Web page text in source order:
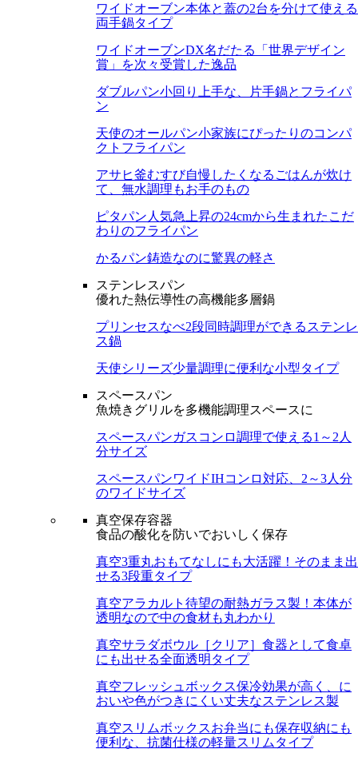
ワイドオーブン本体と蓋の2台を分けて使える
両手鍋タイプ
ワイドオーブンDX名だたる「世界デザイン
賞」を次々受賞した逸品
ダブルパン小回り上手な、片手鍋とフライパ
ン
天使のオールパン小家族にぴったりのコンパ
クトフライパン
アサヒ釜むすび自慢したくなるごはんが炊け
て、無水調理もお手のもの
ピタパン 人気急上昇の24cmから生まれたこだ
わりのフライパン
かるパン鋳造なのに驚異の軽さ
ステンレスパン
優れた熱伝導性の高機能多層鍋
プリンセスなべ2段同時調理ができるステンレ
ス鍋
天使シリーズ少量調理に便利な小型タイプ
スペースパン
魚焼きグリルを多機能調理スペースに
スペースパンガスコンロ調理で使える1～2人
分サイズ
スペースパンワイドIHコンロ対応、2～3人分
のワイドサイズ
真空保存容器
食品の酸化を防いでおいしく保存
真空3重丸おもてなしにも大活躍！そのまま出
せる3段重タイプ
真空アラカルト 待望の耐熱ガラス製！本体が
透明なので中の食材も丸わかり
真空サラダボウル［クリア］ 食器として食卓
にも出せる全面透明タイプ
真空フレッシュボックス保冷効果が高く、に
おいや色がつきにくい丈夫なステンレス製
真空スリムボックスお弁当にも保存収納にも
便利な、抗菌仕様の軽量スリムタイプ